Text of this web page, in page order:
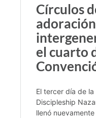
Círculos
adoración
el cuarto
El tercer día de
Discipleship
llenó